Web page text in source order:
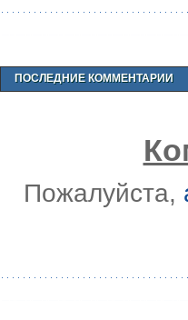
ПОСЛЕДНИЕ КОММЕНТАРИИ
Пожалуйста,